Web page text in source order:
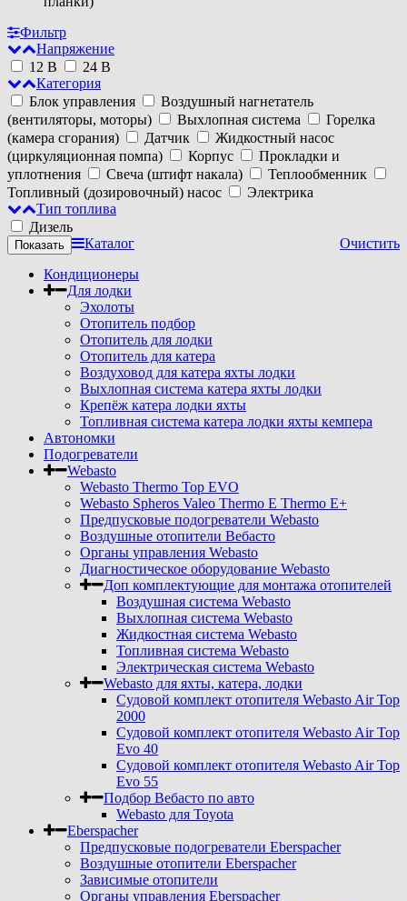
Фильтр
Напряжение
12 В
24 В
Категория
Блок управления
Воздушный нагнетатель
(вентиляторы, моторы)
Выхлопная система
Горелка
(камера сгорания)
Датчик
Жидкостный насос
(циркуляционная помпа)
Корпус
Прокладки и
уплотнения
Свеча (штифт накала)
Теплообменник
Топливный (дозировочный) насос
Электрика
Тип топлива
Дизель
Очистить
Каталог
Кондиционеры
Для лодки
Эхолоты
Отопитель подбор
Отопитель для лодки
Отопитель для катера
Воздуховод для катера яхты лодки
Выхлопная система катера яхты лодки
Крепёж катера лодки яхты
Топливная система катера лодки яхты кемпера
Автономки
Подогреватели
Webasto
Webasto Thermo Top EVO
Webasto Spheros Valeo Thermo E Thermo E+
Предпусковые подогреватели Webasto
Воздушные отопители Вебасто
Органы управления Webasto
Диагностическое оборудование Webasto
Доп комплектующие для монтажа отопителей
Воздушная система Webasto
Выхлопная система Webasto
Жидкостная система Webasto
Топливная система Webasto
Электрическая система Webasto
Webasto для яхты, катера, лодки
Судовой комплект отопителя Webasto Air Top
2000
Судовой комплект отопителя Webasto Air Top
Evo 40
Судовой комплект отопителя Webasto Air Top
Evo 55
Подбор Вебасто по авто
Webasto для Toyota
Eberspacher
Предпусковые подогреватели Eberspacher
Воздушные отопители Eberspacher
Зависимые отопители
Органы управления Eberspacher